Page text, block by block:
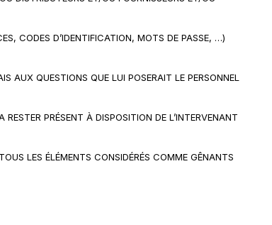
CODES D’IDENTIFICATION, MOTS DE PASSE, …)
AUX QUESTIONS QUE LUI POSERAIT LE PERSONNEL
PRÉSENT À DISPOSITION DE L’INTERVENANT
LES ÉLÉMENTS CONSIDÉRÉS COMME GÊNANTS